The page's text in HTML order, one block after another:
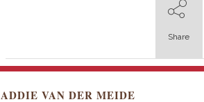
Share
ADDIE VAN DER MEIDE